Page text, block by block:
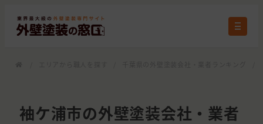
袖ケ浦市の外壁塗装会社・業者